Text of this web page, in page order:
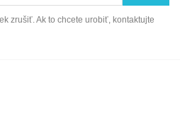
zrušiť. Ak to chcete urobiť, kontaktujte